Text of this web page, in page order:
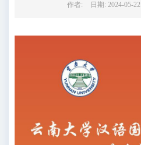
作者: 日期: 2024-05-22